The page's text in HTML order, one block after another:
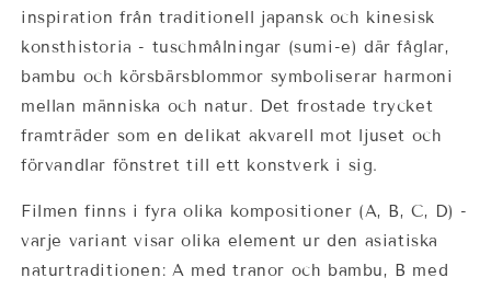
inspiration från traditionell japansk och kinesisk
konsthistoria - tuschmålningar (sumi-e) där fåglar,
bambu och körsbärsblommor symboliserar harmoni
mellan människa och natur. Det frostade trycket
framträder som en delikat akvarell mot ljuset och
förvandlar fönstret till ett konstverk i sig.
Filmen finns i fyra olika kompositioner (A, B, C, D) -
varje variant visar olika element ur den asiatiska
naturtraditionen: A med tranor och bambu, B med